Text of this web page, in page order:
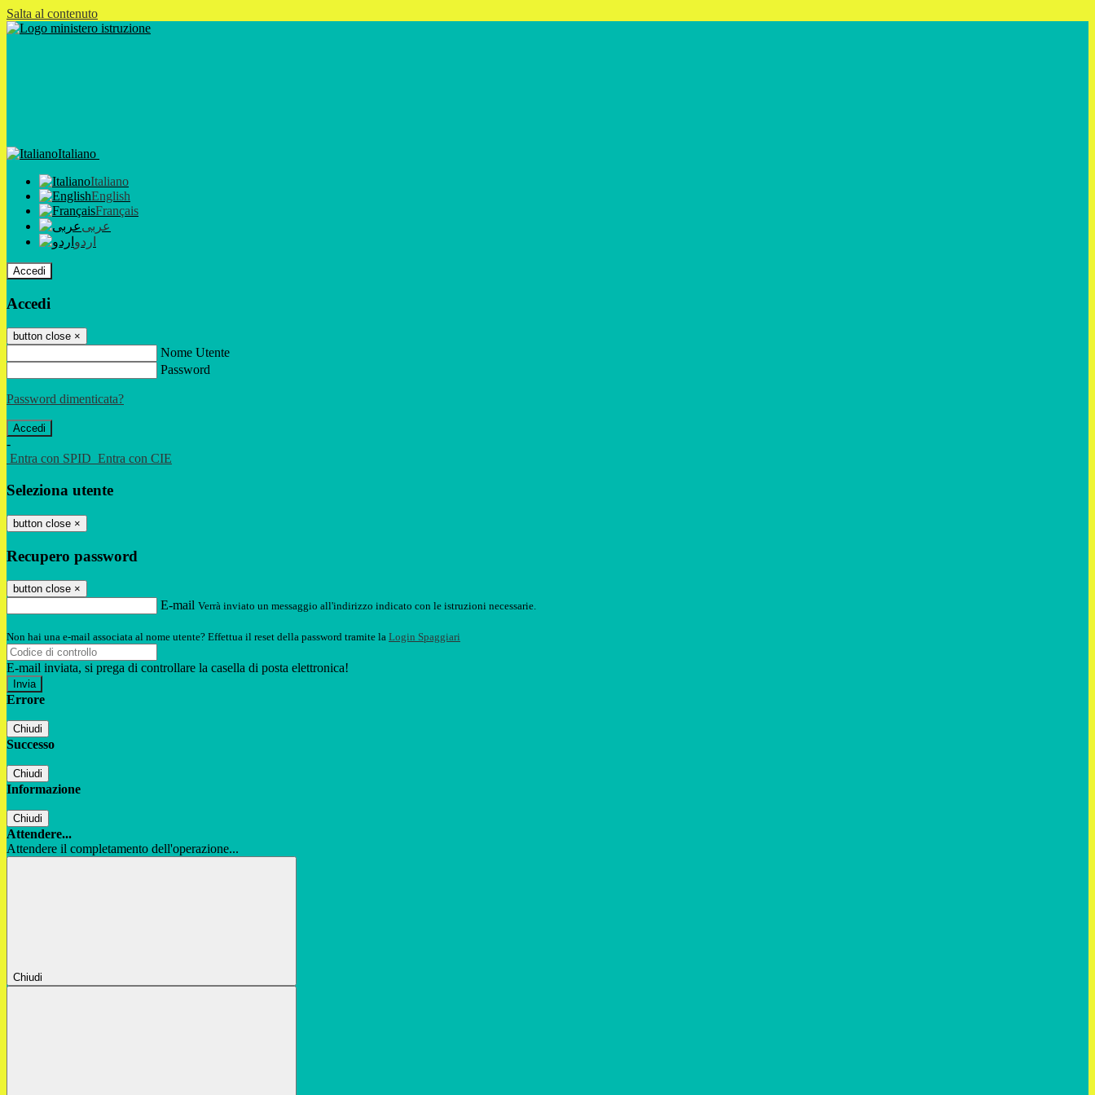
Salta al contenuto
Italiano
Italiano
English
Français
عربى
اردو
Accedi
Accedi
button close ×
Nome Utente
Password
Password dimenticata?
-
Entra con SPID Entra con CIE
Seleziona utente
button close ×
Recupero password
button close ×
E-mail Verrà inviato un messaggio all'indirizzo indicato con le istruzioni necessarie.
Non hai una e-mail associata al nome utente? Effettua il reset della password tramite la Login Spaggiari
E-mail inviata, si prega di controllare la casella di posta elettronica!
Errore
Chiudi
Successo
Chiudi
Informazione
Chiudi
Attendere...
Attendere il completamento dell'operazione...
Chiudi